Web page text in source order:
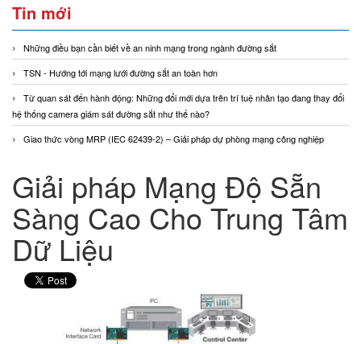
Tin mới
Những điều bạn cần biết về an ninh mạng trong ngành đường sắt
TSN - Hướng tới mạng lưới đường sắt an toàn hơn
Từ quan sát đến hành động: Những đổi mới dựa trên trí tuệ nhân tạo đang thay đổi
hệ thống camera giám sát đường sắt như thế nào?
Giao thức vòng MRP (IEC 62439-2) – Giải pháp dự phòng mạng công nghiệp
Giải pháp Mạng Độ Sẵn
Sàng Cao Cho Trung Tâm
Dữ Liệu